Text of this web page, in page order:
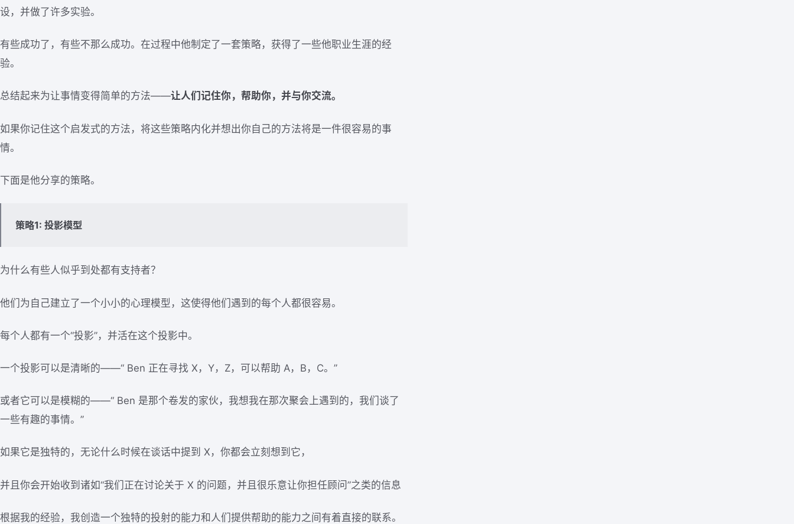
设，并做了许多实验。
有些成功了，有些不那么成功。在过程中他制定了一套策略，获得了一些他职业生涯的经
验。
总结起来为让事情变得简单的方法——让人们记住你，帮助你，并与你交流。
如果你记住这个启发式的方法，将这些策略内化并想出你自己的方法将是一件很容易的事
情。
下面是他分享的策略。
策略1: 投影模型
为什么有些人似乎到处都有支持者？
他们为自己建立了一个小小的心理模型，这使得他们遇到的每个人都很容易。
每个人都有一个“投影”，并活在这个投影中。
一个投影可以是清晰的——“ Ben 正在寻找 X，Y，Z，可以帮助 A，B，C。”
或者它可以是模糊的——“ Ben 是那个卷发的家伙，我想我在那次聚会上遇到的，我们谈了
一些有趣的事情。”
如果它是独特的，无论什么时候在谈话中提到 X，你都会立刻想到它，
并且你会开始收到诸如“我们正在讨论关于 X 的问题，并且很乐意让你担任顾问”之类的信息
根据我的经验，我创造一个独特的投射的能力和人们提供帮助的能力之间有着直接的联系。